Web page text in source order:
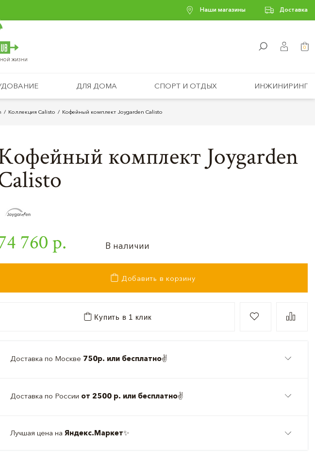
Наши магазины Доставка
ЖИЗНИ
0
ДЛЯ ДОМА СПОРТ И ОТДЫХ ИНЖИНИРИНГ
Коллекция Calisto Кофейный комплект Joygarden Calisto
комплект Joygarden
760 р. В наличии
Добавить в корзину
Купить в 1 клик
Доставка по Москве 750р. или бесплатно✌️
Доставка по России от 2500 р. или бесплатно✌️
Лучшая цена на Яндекс.Маркет✨